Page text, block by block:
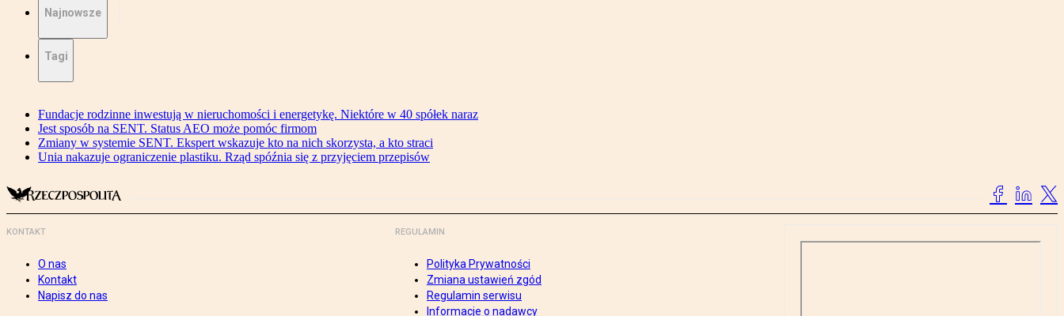
Najnowsze
Tagi
Fundacje rodzinne inwestują w nieruchomości i energetykę. Niektóre w 40 spółek naraz
Jest sposób na SENT. Status AEO może pomóc firmom
Zmiany w systemie SENT. Ekspert wskazuje kto na nich skorzysta, a kto straci
Unia nakazuje ograniczenie plastiku. Rząd spóźnia się z przyjęciem przepisów
KONTAKT
O nas
Kontakt
Napisz do nas
REGULAMIN
Polityka Prywatności
Zmiana ustawień zgód
Regulamin serwisu
Informacje o nadawcy